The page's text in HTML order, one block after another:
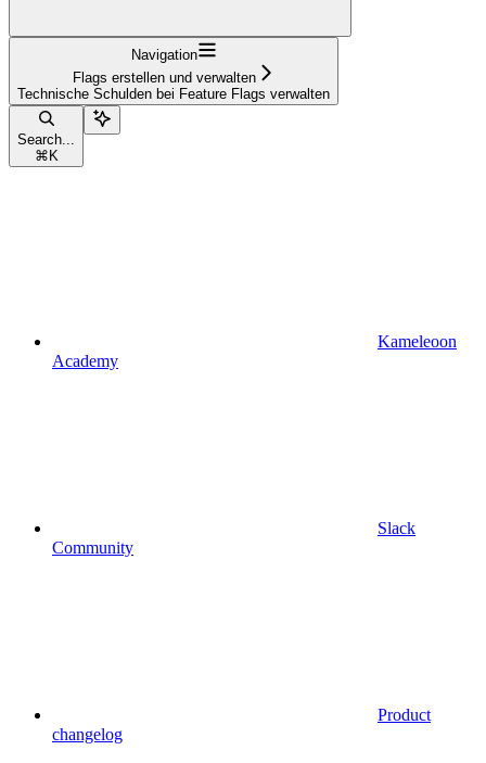
Navigation
Flags erstellen und verwalten
Technische Schulden bei Feature Flags verwalten
Search...
⌘ K
Kameleoon
Academy
Slack
Community
Product
changelog